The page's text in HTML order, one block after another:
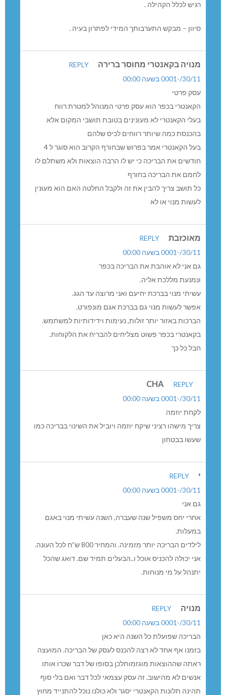
רגיש לכלל הקהילה .
סיוון – מבקש התערבותך המידי לפתרון בעיה .
מנויה בקאנטרי מחוסר ברירה
REPLY
30/11/-0001 בשעה 00:00
עסק פרטי
הקאנטרי בכפר הוא עסק פרטי המנוהל למטרת רווח
בעלי הקאנטרי לא מעונינים בטובת תושבי המקום אלא
בהכנסת כמה שיותר רווחים לכיס שלהם
בעל הקאנטרי אמר בפרוש שבחורף הקרוב הוא סוגר ל 4
חודשים את הבריכה כי יש לו הרבה הוצאות ולא משתלם לו
לחמם את הבריכה בחורף
כל תושב צריך להבין את זה ולקבל החלטה האם הוא מעונין
לעשות מנוי או לא
מאוכזבת
REPLY
30/11/-0001 בשעה 00:00
גם אני לא אוהבת את הבריכה בכפר
ונמנעת מללכת אליה.
עשיתי מנוי בברכת יחיעם ואני מרוצה עד הגג.
אפשר לעשות מנוי גם בברכת אגם מונפורט.
הברכות באזור יותר זולות, נעימות וידידותיות למשתמש.
בקאנטרי בכפר פשוט מצליחים להבריח את הלקוחות.
חבל כל כך
CHA
REPLY
30/11/-0001 בשעה 00:00
לקחת יוזמה
צריך מישהו רציני שיקח יוזמה ויוביל את השינוי בבריכה כמו
שעשו בבטחון
י
REPLY
30/11/-0001 בשעה 00:00
גם אני
אחרי יחס משפיל שנה שעברה, השנה עשיתי מנוי באגם
במעלות.
לילדים הבריכה יותר מזמינה. והמחיר 800 ש”ח לכל העונה.
אני יכולה להכניס אוכל ו..הבעלים תמיד שם. דואג שהכל
יתנהל על מי מנוחות.
מנויה
REPLY
30/11/-0001 בשעה 00:00
הבריכה שפועלת כל השנה היא כאן
בזמנו אף אחד לא רצה להכנס לעסק של הבריכה. המועצה
ראתה שההוצאות מוגזמותלכן בסופו של דבר שכרו אותו
אנשים לא מהישוב. זה עסק עצמאי לכל דבר ואם בלי סוף
תהינה תלונות הקאנטרי יסגר ולא כולנו נוכל להתנייד מחוץ